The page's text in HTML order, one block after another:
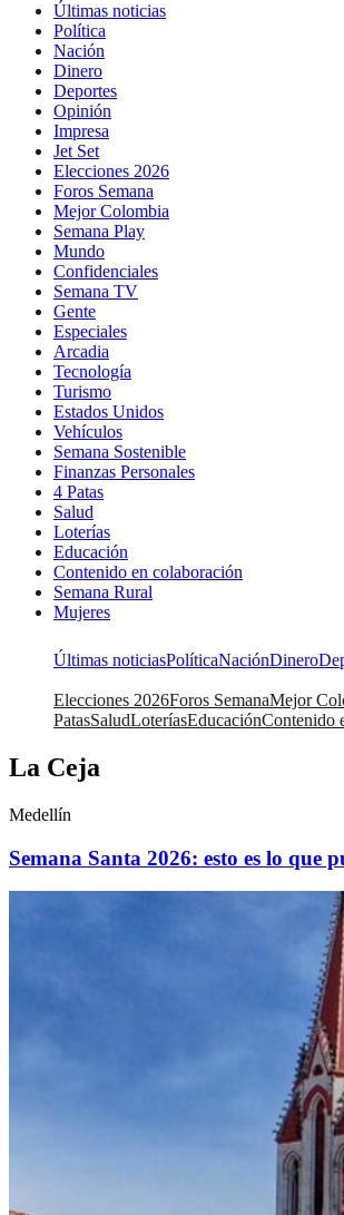
Últimas noticias
Política
Nación
Dinero
Deportes
Opinión
Impresa
Jet Set
Elecciones 2026
Foros Semana
Mejor Colombia
Semana Play
Mundo
Confidenciales
Semana TV
Gente
Especiales
Arcadia
Tecnología
Turismo
Estados Unidos
Vehículos
Semana Sostenible
Finanzas Personales
4 Patas
Salud
Loterías
Educación
Contenido en colaboración
Semana Rural
Mujeres
Últimas noticiasPolíticaNaciónDinero
Elecciones 2026Foros SemanaMejor
PatasSaludLoteríasEducaciónContenido
La Ceja
Medellín
Semana Santa 2026: esto es lo que